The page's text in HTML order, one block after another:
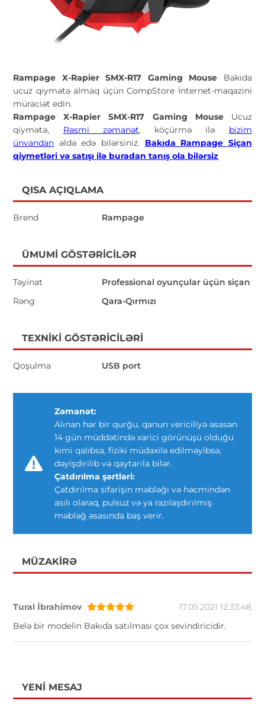
Rampage X-Rapier SMX-R17 Gaming Mouse Bakıda
ucuz qiymətə almaq üçün CompStore İnternet-maqazini
müraciət edin.
Rampage X-Rapier SMX-R17 Gaming Mouse Ucuz
qiymətə, Rəsmi zəmanət, köçürmə ilə bizim
ünvandan əldə edə bilərsiniz. Bakıda Rampage Siçan
qiymetləri və satışı ilə buradan tanış ola bilərsiz
QISA AÇIQLAMA
Brend Rampage
ÜMUMI GÖSTƏRICILƏR
Təyinat
Professional oyunçular üçün siçan
Rəng
Qara-Qırmızı
TEXNIKI GÖSTƏRICILƏRI
Qoşulma USB port
Zəmanət:
Alınan hər bir qurğu, qanun vericiliyə əsasən
14 gün müddətində xarici görünüşü olduğu
kimi qalıbsa, fiziki müdaxilə edilməyibsə,
dəyişdirilib və qaytarıla bilər.
Çatdırılma şərtləri:
Çatdırılma sifarişin məbləği və həcmindən
asılı olaraq, pulsuz və ya razılaşdırılmış
məbləğ əsasında baş verir.
MÜZAKIRƏ
Tural İbrahimov
17.05.2021 12:33:48
Belə bir modelin Bakıda satılması çox sevindiricidir.
YENI MESAJ